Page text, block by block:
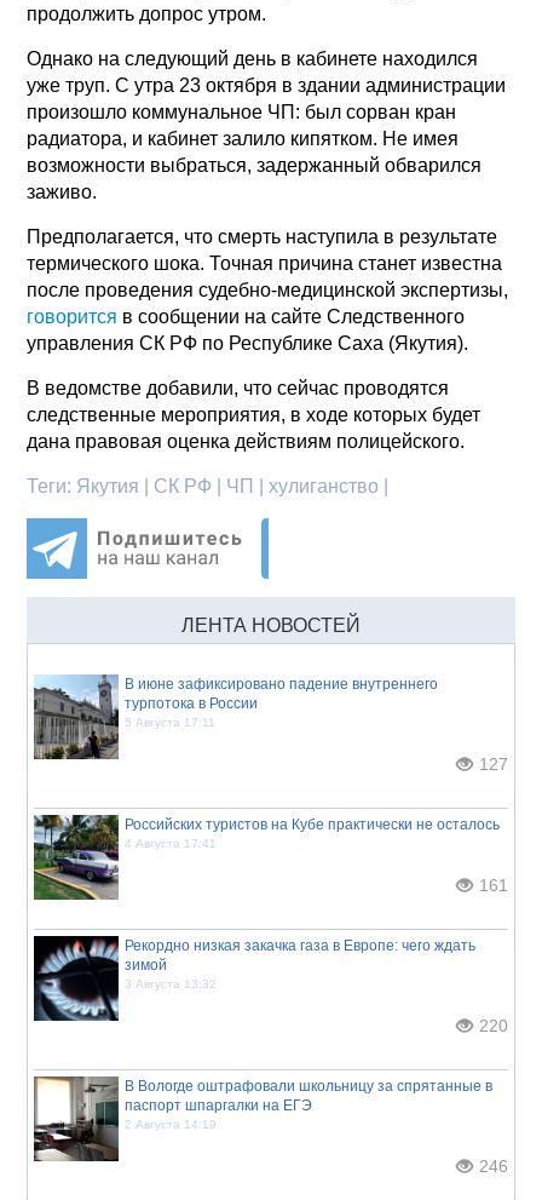
продолжить допрос утром.
Однако на следующий день в кабинете находился
уже труп. С утра 23 октября в здании администрации
произошло коммунальное ЧП: был сорван кран
радиатора, и кабинет залило кипятком. Не имея
возможности выбраться, задержанный обварился
заживо.
Предполагается, что смерть наступила в результате
термического шока. Точная причина станет известна
после проведения судебно-медицинской экспертизы,
говорится в сообщении на сайте Следственного
управления СК РФ по Республике Саха (Якутия).
В ведомстве добавили, что сейчас проводятся
следственные мероприятия, в ходе которых будет
дана правовая оценка действиям полицейского.
Теги: Якутия | СК РФ | ЧП | хулиганство |
ЛЕНТА НОВОСТЕЙ
В июне зафиксировано падение внутреннего
турпотока в России
5 Августа 17:11
127
Российских туристов на Кубе практически не осталось
4 Августа 17:41
161
Рекордно низкая закачка газа в Европе: чего ждать
зимой
3 Августа 13:32
220
В Вологде оштрафовали школьницу за спрятанные в
паспорт шпаргалки на ЕГЭ
2 Августа 14:19
246